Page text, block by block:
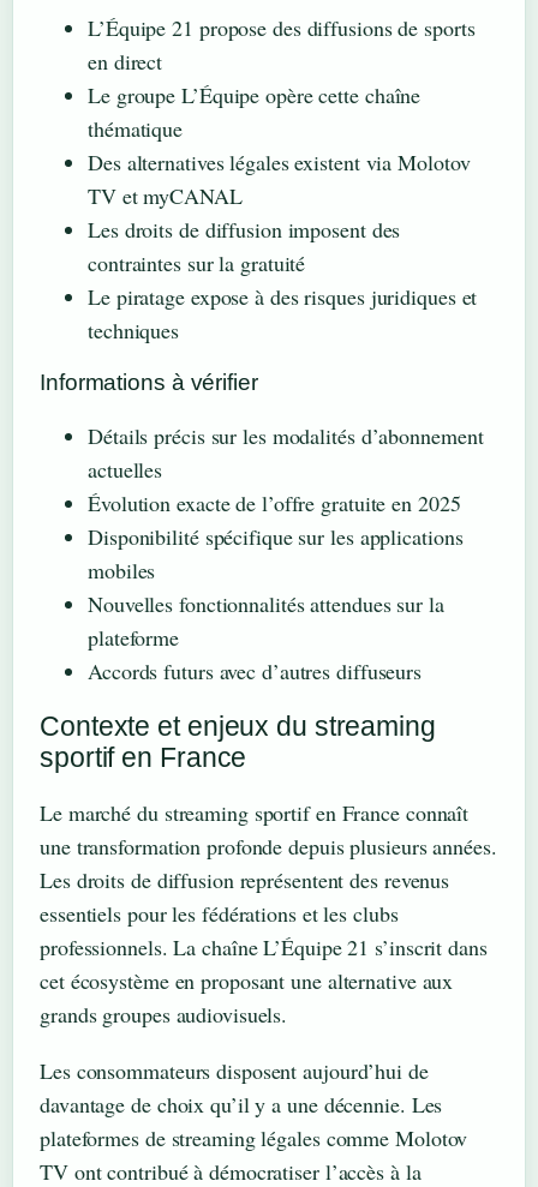
L’Équipe 21 propose des diffusions de sports
en direct
Le groupe L’Équipe opère cette chaîne
thématique
Des alternatives légales existent via Molotov
TV et myCANAL
Les droits de diffusion imposent des
contraintes sur la gratuité
Le piratage expose à des risques juridiques et
techniques
Informations à vérifier
Détails précis sur les modalités d’abonnement
actuelles
Évolution exacte de l’offre gratuite en 2025
Disponibilité spécifique sur les applications
mobiles
Nouvelles fonctionnalités attendues sur la
plateforme
Accords futurs avec d’autres diffuseurs
Contexte et enjeux du streaming
sportif en France
Le marché du streaming sportif en France connaît
une transformation profonde depuis plusieurs années.
Les droits de diffusion représentent des revenus
essentiels pour les fédérations et les clubs
professionnels. La chaîne L’Équipe 21 s’inscrit dans
cet écosystème en proposant une alternative aux
grands groupes audiovisuels.
Les consommateurs disposent aujourd’hui de
davantage de choix qu’il y a une décennie. Les
plateformes de streaming légales comme Molotov
TV ont contribué à démocratiser l’accès à la